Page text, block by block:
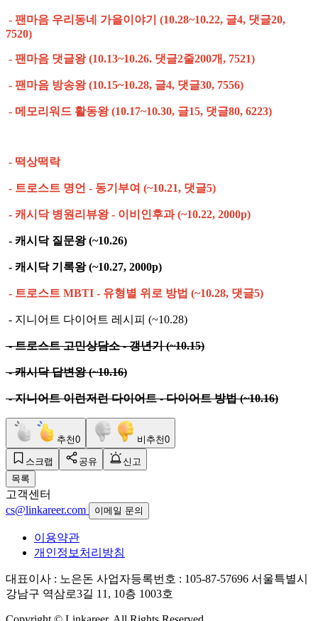
- 팬마음 우리동네 가을이야기 (10.28~10.22, 글4, 댓글20,
7520)
- 팬마음 댓글왕 (10.13~10.26. 댓글2줄200개, 7521)
- 팬마음 방송왕 (10.15~10.28, 글4, 댓글30, 7556)
- 메모리워드 활동왕 (10.17~10.30, 글15, 댓글80, 6223)
- 떡상떡락
- 트로스트 명언 - 동기부여 (~10.21, 댓글5)
- 캐시닥 병원리뷰왕 - 이비인후과 (~10.22, 2000p)
- 캐시닥 질문왕 (~10.26)
- 캐시닥 기록왕 (~10.27, 2000p)
- 트로스트 MBTI - 유형별 위로 방법 (~10.28, 댓글5)
- 지니어트 다이어트 레시피 (~10.28)
- 트로스트 고민상담소 - 갱년기 (~10.15)
- 캐시닥 답변왕 (~10.16)
- 지니어트 이런저런 다이어트 - 다이어트 방법 (~10.16)
추천0 비추천0
스크랩 공유
신고
목록
고객센터
cs@linkareer.com
이메일 문의
이용약관
개인정보처리방침
대표이사 : 노은돈 사업자등록번호 : 105-87-57696 서울특별시
강남구 역삼로3길 11, 10층 1003호